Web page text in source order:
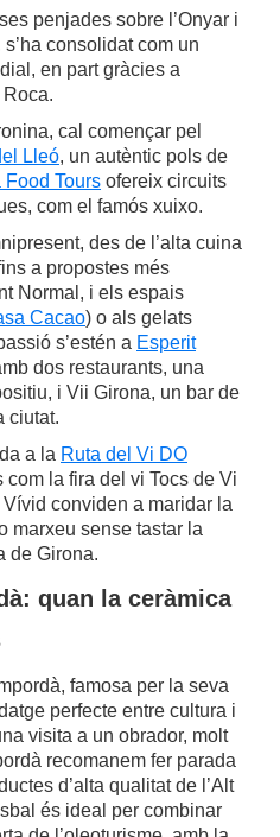
penjades sobre l’Onyar i
consolidat com un
en part gràcies a
Roca.
cal començar pel
Lleó, un autèntic pols de
Food Tours ofereix circuits
com el famós xuixo.
des de l’alta cuina
a propostes més
Normal, i els espais
Cacao) o als gelats
s’estén a Esperit
dos restaurants, una
i Vii Girona, un bar de
ciutat.
a la Ruta del Vi DO
com la fira del vi Tocs de Vi
conviden a maridar la
marxeu sense tastar la
de Girona.
quan la ceràmica
famosa per la seva
perfecte entre cultura i
visita a un obrador, molt
recomanem fer parada
d’alta qualitat de l’Alt
és ideal per combinar